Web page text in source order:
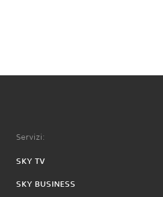
Servizi:
SKY TV
SKY BUSINESS